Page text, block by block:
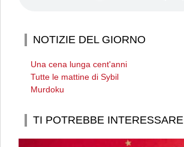
NOTIZIE DEL GIORNO
Una cena lunga cent'anni
Tutte le mattine di Sybil
Murdoku
TI POTREBBE INTERESSARE